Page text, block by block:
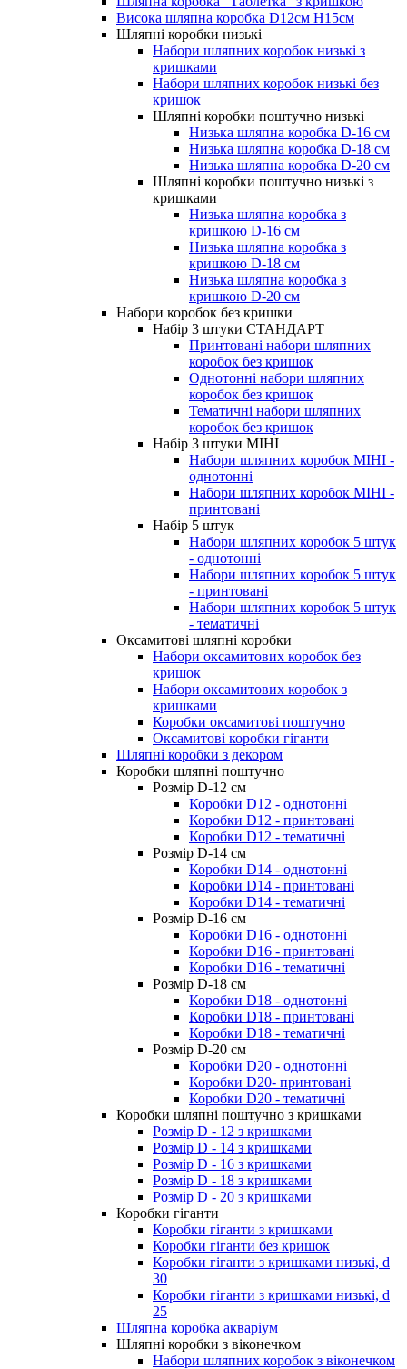
Висока шляпна коробка D12см H15см
Шляпні коробки низькі
Набори шляпних коробок низькі з
кришками
Набори шляпних коробок низькі без
кришок
Шляпні коробки поштучно низькі
Низька шляпна коробка D-16 см
Низька шляпна коробка D-18 см
Низька шляпна коробка D-20 см
Шляпні коробки поштучно низькі з
кришками
Низька шляпна коробка з
кришкою D-16 см
Низька шляпна коробка з
кришкою D-18 см
Низька шляпна коробка з
кришкою D-20 см
Набори коробок без кришки
Набір 3 штуки СТАНДАРТ
Принтовані набори шляпних
коробок без кришок
Однотонні набори шляпних
коробок без кришок
Тематичні набори шляпних
коробок без кришок
Набір 3 штуки МІНІ
Набори шляпних коробок МІНІ -
однотонні
Набори шляпних коробок МІНІ -
принтовані
Набір 5 штук
Набори шляпних коробок 5 штук
- однотонні
Набори шляпних коробок 5 штук
- принтовані
Набори шляпних коробок 5 штук
- тематичні
Оксамитові шляпні коробки
Набори оксамитових коробок без
кришок
Набори оксамитових коробок з
кришками
Коробки оксамитові поштучно
Оксамитові коробки гіганти
Шляпні коробки з декором
Коробки шляпні поштучно
Розмір D-12 cм
Коробки D12 - однотонні
Коробки D12 - принтовані
Коробки D12 - тематичні
Розмір D-14 cм
Коробки D14 - однотонні
Коробки D14 - принтовані
Коробки D14 - тематичні
Розмір D-16 cм
Коробки D16 - однотонні
Коробки D16 - принтовані
Коробки D16 - тематичні
Розмір D-18 cм
Коробки D18 - однотонні
Коробки D18 - принтовані
Коробки D18 - тематичні
Розмір D-20 cм
Коробки D20 - однотонні
Коробки D20- принтовані
Коробки D20 - тематичні
Коробки шляпні поштучно з кришками
Розмір D - 12 з кришками
Розмір D - 14 з кришками
Розмір D - 16 з кришками
Розмір D - 18 з кришками
Розмір D - 20 з кришками
Коробки гіганти
Коробки гіганти з кришками
Коробки гіганти без кришок
Коробки гіганти з кришками низькі, d
30
Коробки гіганти з кришками низькі, d
25
Шляпна коробка акваріум
Шляпні коробки з віконечком
Набори шляпних коробок з віконечком